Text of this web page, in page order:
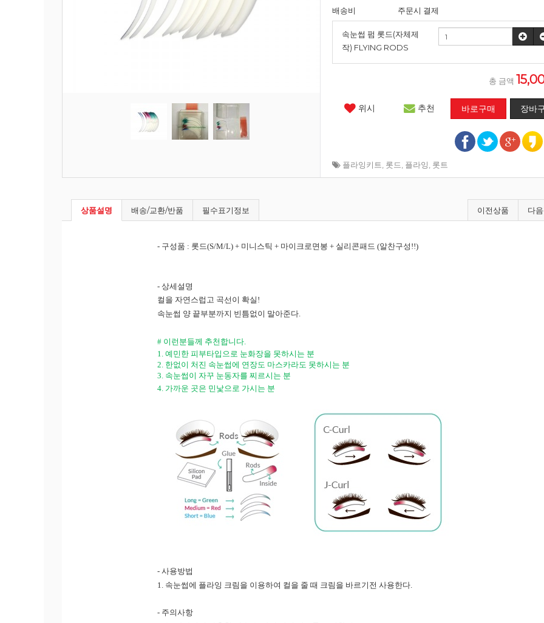
배송비
주문시 결제
속눈썹 펌 롯드(자체제
작) FLYING RODS
총 금액
위시 추천
플라잉키트 롯드 플라잉 롯트
상품설명 배송/교환/반품 필수표기정보 다
이전상품
- 구성품 : 롯드(S/M/L) + 미니스틱 + 마이크로면봉 + 실리콘패드 (알찬구성!!)
- 상세설명
컬을 자연스럽고 곡선이 확실 !
속눈썹 양 끝부분까지 빈틈없이 말아준다.
# 이런분들께 추천합니다.
1. 예민한 피부타입으로 눈화장을 못하시는 분
2. 한없이 처진 속눈썹에 연장도 마스카라도 못하시는 분
3. 속눈썹이 자꾸 눈동자를 찌르시는 분
4. 가까운 곳은 민낯으로 가시는 분
- 사용방법
1. 속눈썹에 플라잉 크림을 이용하여 컬을 줄 때 크림을 바르기전 사용한다.
- 주의사항